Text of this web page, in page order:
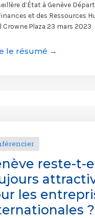
d’État à Genève
et des Ressources
Crowne Plaza 23 mars 2023
le résumé →
reste-t-
les
?